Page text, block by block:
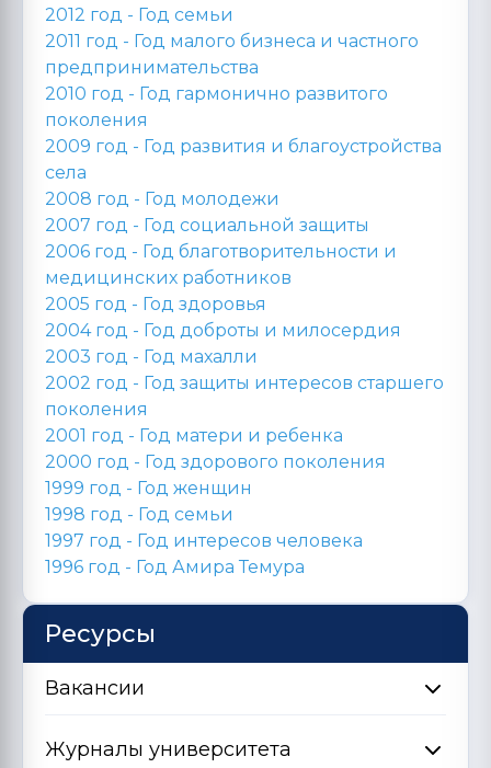
2012 год - Год семьи
2011 год - Год малого бизнеса и частного
предпринимательства
2010 год - Год гармонично развитого
поколения
2009 год - Год развития и благоустройства
села
2008 год - Год молодежи
2007 год - Год социальной защиты
2006 год - Год благотворительности и
медицинских работников
2005 год - Год здоровья
2004 год - Год доброты и милосердия
2003 год - Год махалли
2002 год - Год защиты интересов старшего
поколения
2001 год - Год матери и ребенка
2000 год - Год здорового поколения
1999 год - Год женщин
1998 год - Год семьи
1997 год - Год интересов человека
1996 год - Год Амира Темура
Ресурсы
Вакансии
Журналы университета